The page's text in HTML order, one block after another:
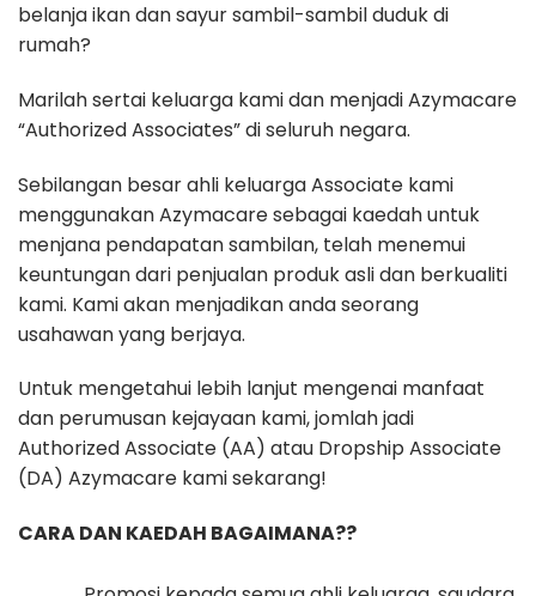
belanja ikan dan sayur sambil-sambil duduk di
rumah?
Marilah sertai keluarga kami dan menjadi Azymacare
“Authorized Associates” di seluruh negara.
Sebilangan besar ahli keluarga Associate kami
menggunakan Azymacare sebagai kaedah untuk
menjana pendapatan sambilan, telah menemui
keuntungan dari penjualan produk asli dan berkualiti
kami. Kami akan menjadikan anda seorang
usahawan yang berjaya.
Untuk mengetahui lebih lanjut mengenai manfaat
dan perumusan kejayaan kami, jomlah jadi
Authorized Associate (AA) atau Dropship Associate
(DA) Azymacare kami sekarang!
CARA DAN KAEDAH BAGAIMANA??